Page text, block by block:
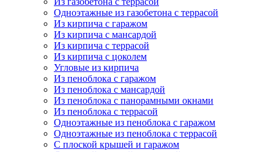
Одноэтажные из газобетона с террасой
Из кирпича с гаражом
Из кирпича с мансардой
Из кирпича с террасой
Из кирпича с цоколем
Угловые из кирпича
Из пеноблока с гаражом
Из пеноблока с мансардой
Из пеноблока с панорамными окнами
Из пеноблока с террасой
Одноэтажные из пеноблока с гаражом
Одноэтажные из пеноблока с террасой
С плоской крышей и гаражом